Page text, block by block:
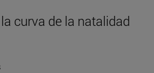
curva de la natalidad